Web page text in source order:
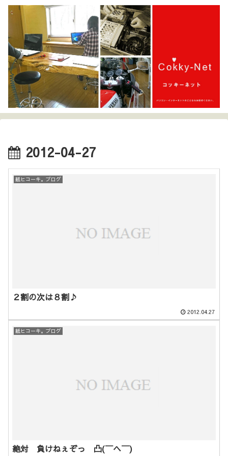
2012-04-27
紙ヒコーキ。ブログ
２割の次は８割♪
2012.04.27
紙ヒコーキ。ブログ
絶対 負けねぇぞっ 凸(￣ヘ￣)